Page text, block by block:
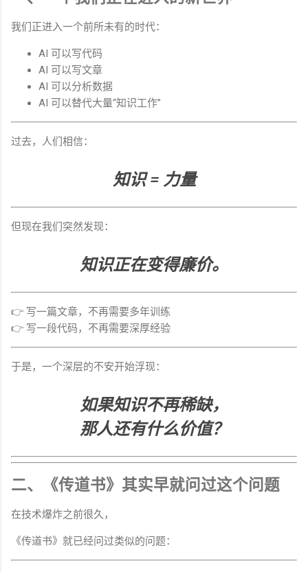
我们正进入一个前所未有的时代：
AI 可以写代码
AI 可以写文章
AI 可以分析数据
AI 可以替代大量“知识工作”
过去，人们相信：
知识 = 力量
但现在我们突然发现：
知识正在变得廉价。
👉 写一篇文章，不再需要多年训练
👉 写一段代码，不再需要深厚经验
于是，一个深层的不安开始浮现：
如果知识不再稀缺，
那人还有什么价值？
二、《传道书》其实早就问过这个问题
在技术爆炸之前很久，
《传道书》就已经问过类似的问题：